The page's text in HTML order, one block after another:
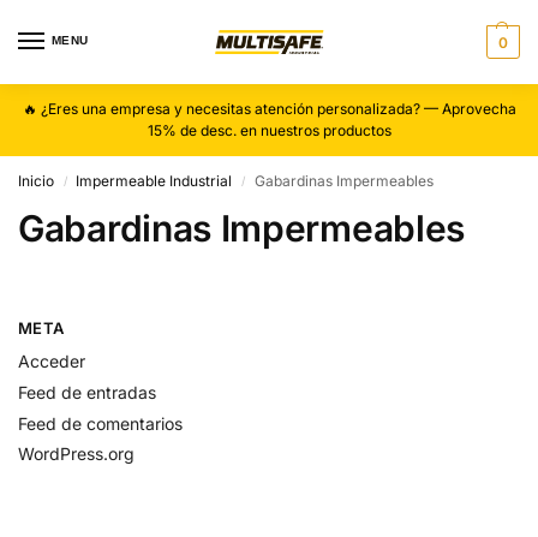
MENU 0
🔥 ¿Eres una empresa y necesitas atención personalizada? — Aprovecha
15% de desc. en nuestros productos
Inicio / Impermeable Industrial / Gabardinas Impermeables
Gabardinas Impermeables
META
Acceder
Feed de entradas
Feed de comentarios
WordPress.org